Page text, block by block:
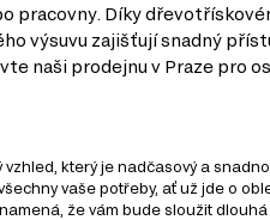
pracovny. Díky
výsuvu zajišťují snadný
naši prodejnu v Praze pro
který je nadčasový a
vaše potřeby, ať už jde o
že vám bude sloužit dlouhá